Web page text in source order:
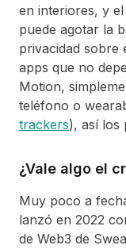
en interiores, y
puede agotar la
privacidad sobre
apps que no
Motion,
teléfono o
trackers), así los
¿Vale algo el
Muy poco a
lanzó en 2022
de Web3 de